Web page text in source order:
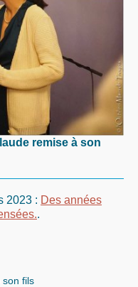
remise à son
2023 : Des années
.
son fils